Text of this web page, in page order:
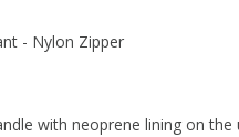
- Nylon Zipper
with neoprene lining on